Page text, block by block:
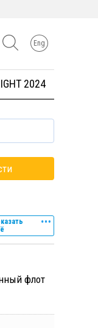
Eng
2024
флот